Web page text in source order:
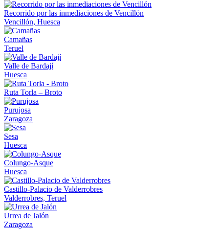
Recorrido por las inmediaciones de Vencillón
Vencillón, Huesca
Camañas
Teruel
Valle de Bardají
Huesca
Ruta Torla – Broto
Purujosa
Zaragoza
Sesa
Huesca
Colungo-Asque
Huesca
Castillo-Palacio de Valderrobres
Valderrobres, Teruel
Urrea de Jalón
Zaragoza